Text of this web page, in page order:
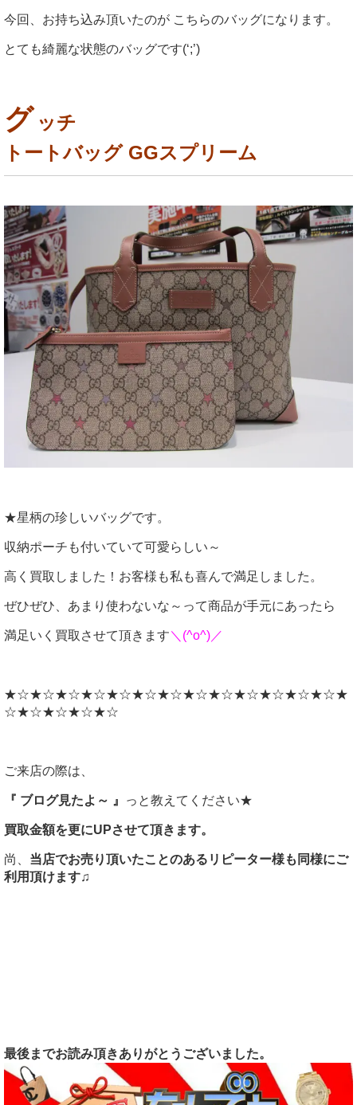
今回、お持ち込み頂いたのが こちらのバッグになります。
とても綺麗な状態のバッグです(‘;’)
グ ッチ
トートバッグ GGスプリーム
★星柄の珍しいバッグです。
収納ポーチも付いていて可愛らしい～
高く買取しました！お客様も私も喜んで満足しました。
ぜひぜひ、あまり使わないな～って商品が手元にあったら
満足いく買取させて頂きます＼(^o^)／
★☆★☆★☆★☆★☆★☆★☆★☆★☆★☆★☆★☆★☆★
☆★☆★☆★☆★☆
ご来店の際は、
『 ブログ見たよ～ 』 っと教えてください★
買取金額を更にUPさせて頂きます。
尚、 当店でお売り頂いたことのあるリピーター様も同様にご
利用頂けます♫
最後までお読み頂きありがとうございました。